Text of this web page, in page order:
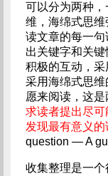
可以分为两种
维，海绵式思
读文章的每一
出关键字和关
积极的互动，
采用海绵式思
愿来阅读，这是
求读者提出尽
发现最有意义的
question — A
收集整理是一